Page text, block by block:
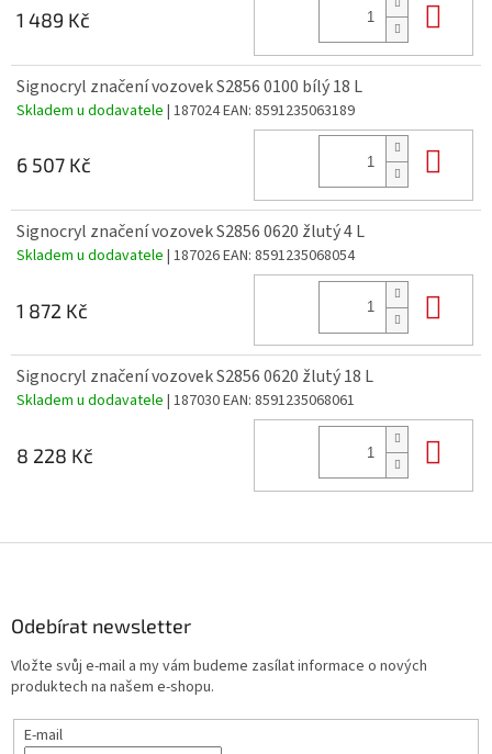
1 489 Kč
Signocryl značení vozovek S2856 0100 bílý 18 L
Skladem u dodavatele | 187024EAN: 8591235063189
6 507 Kč
Signocryl značení vozovek S2856 0620 žlutý 4 L
Skladem u dodavatele | 187026EAN: 8591235068054
1 872 Kč
Signocryl značení vozovek S2856 0620 žlutý 18 L
Skladem u dodavatele | 187030EAN: 8591235068061
8 228 Kč
Odebírat newsletter
Vložte svůj e-mail a my vám budeme zasílat informace o nových
produktech na našem e-shopu.
E-mail